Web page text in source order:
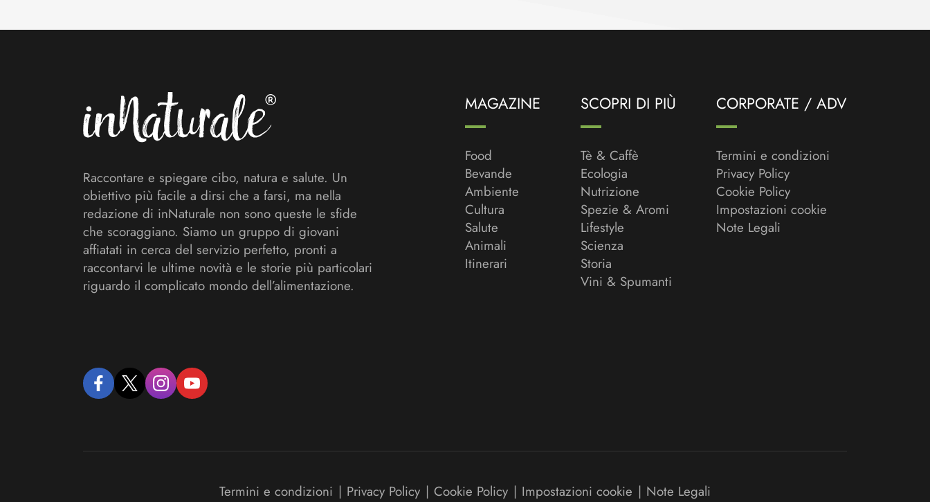
Raccontare e spiegare cibo, natura e salute. Un
obiettivo più facile a dirsi che a farsi, ma nella
redazione di inNaturale non sono queste le sfide
che scoraggiano. Siamo un gruppo di giovani
affiatati in cerca del servizio perfetto, pronti a
raccontarvi le ultime novità e le storie più particolari
riguardo il complicato mondo dell’alimentazione.
facebooktwitter instagramyoutube
MAGAZINE
Food
Bevande
Ambiente
Cultura
Salute
Animali
Itinerari
SCOPRI DI PIÙ
Tè & Caffè
Ecologia
Nutrizione
Spezie & Aromi
Lifestyle
Scienza
Storia
Vini & Spumanti
CORPORATE / ADV
Termini e condizioni
Privacy Policy
Cookie Policy
Impostazioni cookie
Note Legali
Termini e condizioni | Privacy Policy | Cookie Policy | Impostazioni cookie | Note Legali